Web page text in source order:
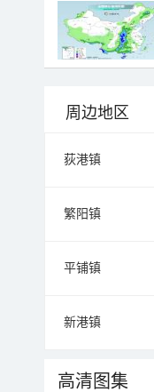
周边地区
荻港镇
繁阳镇
平铺镇
新港镇
高清图集